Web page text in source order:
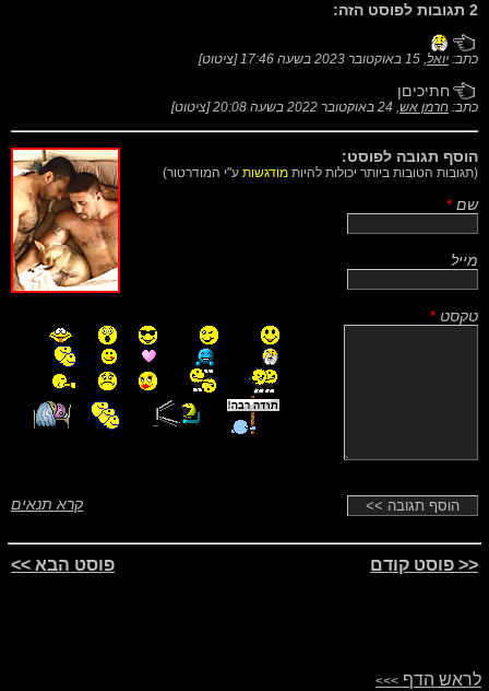
2 תגובות לפוסט הזה:
כתב: יואל, 15 באוקטובר 2023 בשעה 17:46 [ציטוט]
חתיכיםן
כתב: חרמן אש, 24 באוקטובר 2022 בשעה 20:08 [ציטוט]
הוסף תגובה לפוסט:
(תגובות הטובות ביותר יכולות להיות מודגשות ע"י המודרטור)
שם *
מייל
טקסט *
קרא תנאים
<< פוסט קודם פוסט הבא >>
לראש הדף >>>